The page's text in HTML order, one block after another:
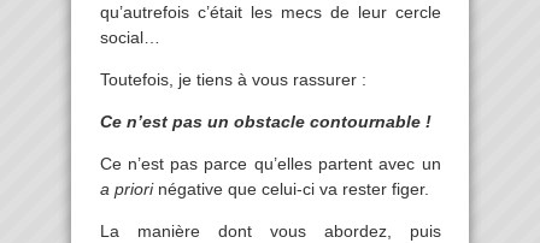
qu’autrefois c’était les mecs de leur cercle
social…
Toutefois, je tiens à vous rassurer :
Ce n’est pas un obstacle contournable !
Ce n’est pas parce qu’elles partent avec un
a priorinégative que celui-ci va rester figer.
La manière dont vous abordez, puis